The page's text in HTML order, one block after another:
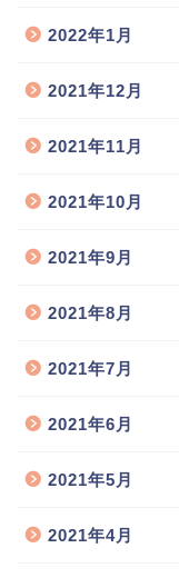
2022年1月
2021年12月
2021年11月
2021年10月
2021年9月
2021年8月
2021年7月
2021年6月
2021年5月
2021年4月